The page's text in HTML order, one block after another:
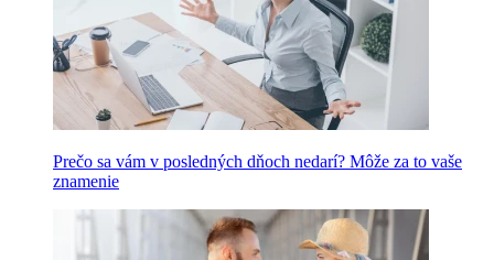
Prečo sa vám v posledných dňoch nedarí? Môže za to vaše
znamenie